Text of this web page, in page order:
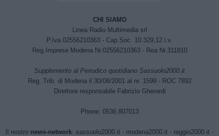
CHI SIAMO
Linea Radio Multimedia srl
P.Iva 02556210363 - Cap.Soc. 10.329,12 i.v.
Reg.Imprese Modena Nr.02556210363 - Rea Nr.311810
Supplemento al Periodico quotidiano Sassuolo2000.it
Reg. Trib. di Modena il 30/08/2001 al nr. 1599 - ROC 7892
Direttore responsabile Fabrizio Gherardi
Phone: 0536.807013
Il nostro news-network: sassuolo2000.it - modena2000.it - reggio2000.it -